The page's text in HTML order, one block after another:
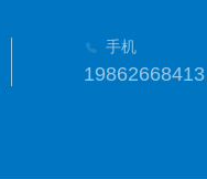
手机
19862668413